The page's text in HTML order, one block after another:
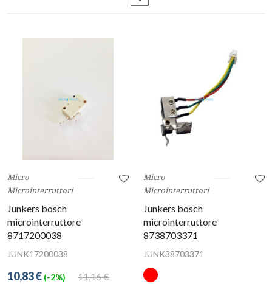
Micro
Microinterruttori
Junkers bosch
microinterruttore
8717200038
JUNK17200038
11,16 €
10,83 € (-2%)
Micro
Microinterruttori
Junkers bosch
microinterruttore
8738703371
JUNK38703371